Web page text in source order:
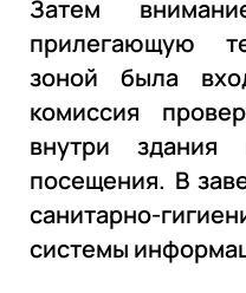
Затем
прилегающую
зоной была
комиссия
внутри
посещения. В
санитарно-
системы